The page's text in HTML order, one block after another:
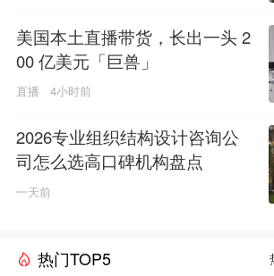
美国本土直播带货，长出一头 2
00 亿美元「巨兽」
直播 4小时前
2026专业组织结构设计咨询公
司怎么选高口碑机构盘点
一天前
热门TOP5